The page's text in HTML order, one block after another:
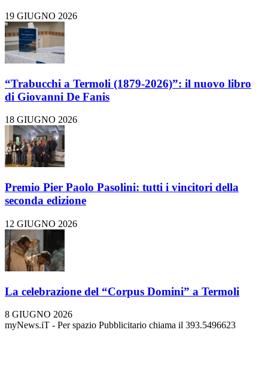
19 GIUGNO 2026
“Trabucchi a Termoli (1879-2026)”: il nuovo libro
di Giovanni De Fanis
18 GIUGNO 2026
Premio Pier Paolo Pasolini: tutti i vincitori della
seconda edizione
12 GIUGNO 2026
La celebrazione del “Corpus Domini” a Termoli
8 GIUGNO 2026
myNews.iT - Per spazio Pubblicitario chiama il 393.5496623